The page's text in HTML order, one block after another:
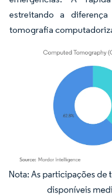
estreitando a
tomografia
Imagem © Mordor Intelligence.